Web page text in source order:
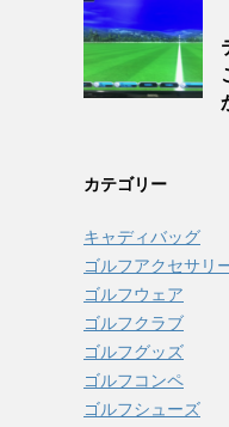
カテゴリー
キャディバッグ
ゴルフアクセサリ
ゴルフウェア
ゴルフクラブ
ゴルフグッズ
ゴルフコンペ
ゴルフシューズ